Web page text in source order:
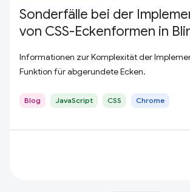
Sonderfälle bei der
von CSS-Eckenformen in
Informationen zur Komplexität der
Funktion für abgerundete Ecken.
Blog JavaScript CSS Chrome